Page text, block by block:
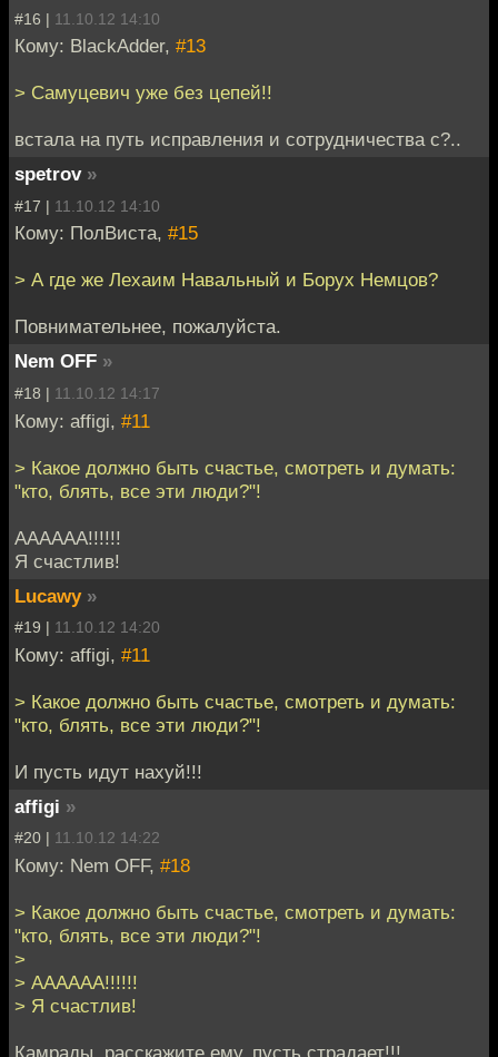
#16 | 11.10.12 14:10
Кому: BlackAdder, #13
> Самуцевич уже без цепей!!
встала на путь исправления и сотрудничества с?..
spetrov »
#17 | 11.10.12 14:10
Кому: ПолВиста, #15
> А где же Лехаим Навальный и Борух Немцов?
Повнимательнее, пожалуйста.
Nem OFF »
#18 | 11.10.12 14:17
Кому: affigi, #11
> Какое должно быть счастье, смотреть и думать:
"кто, блять, все эти люди?"!
АААААА!!!!!!
Я счастлив!
Lucawy »
#19 | 11.10.12 14:20
Кому: affigi, #11
> Какое должно быть счастье, смотреть и думать:
"кто, блять, все эти люди?"!
И пусть идут нахуй!!!
affigi »
#20 | 11.10.12 14:22
Кому: Nem OFF, #18
> Какое должно быть счастье, смотреть и думать:
"кто, блять, все эти люди?"!
>
> АААААА!!!!!!
> Я счастлив!
Камрады, расскажите ему, пусть страдает!!!